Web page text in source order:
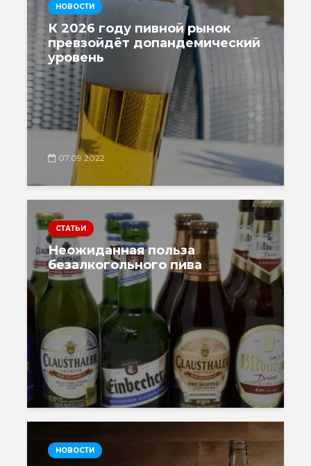
НОВОСТИ
К 2026 году пивной рынок
превзойдёт допандемический
уровень
07.09.2022
СТАТЬИ
Неожиданная польза
безалкогольного пива
НОВОСТИ